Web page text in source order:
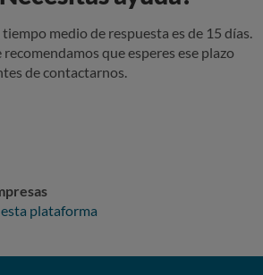
tiempo medio de respuesta es de 15 días.
recomendamos que esperes ese plazo
de contactarnos.
plataforma